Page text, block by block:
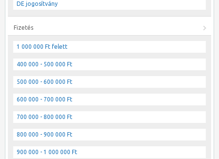
DE jogosítvány
Fizetés
1 000 000 Ft felett
400 000 - 500 000 Ft
500 000 - 600 000 Ft
600 000 - 700 000 Ft
700 000 - 800 000 Ft
800 000 - 900 000 Ft
900 000 - 1 000 000 Ft